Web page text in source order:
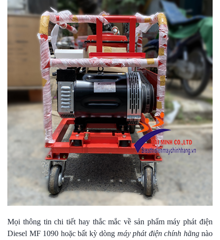
Mọi thông tin chi tiết hay thắc mắc về sản phẩm máy phát điện
Diesel MF 1090 hoặc bất kỳ dòng máy phát điện chính hãngnào